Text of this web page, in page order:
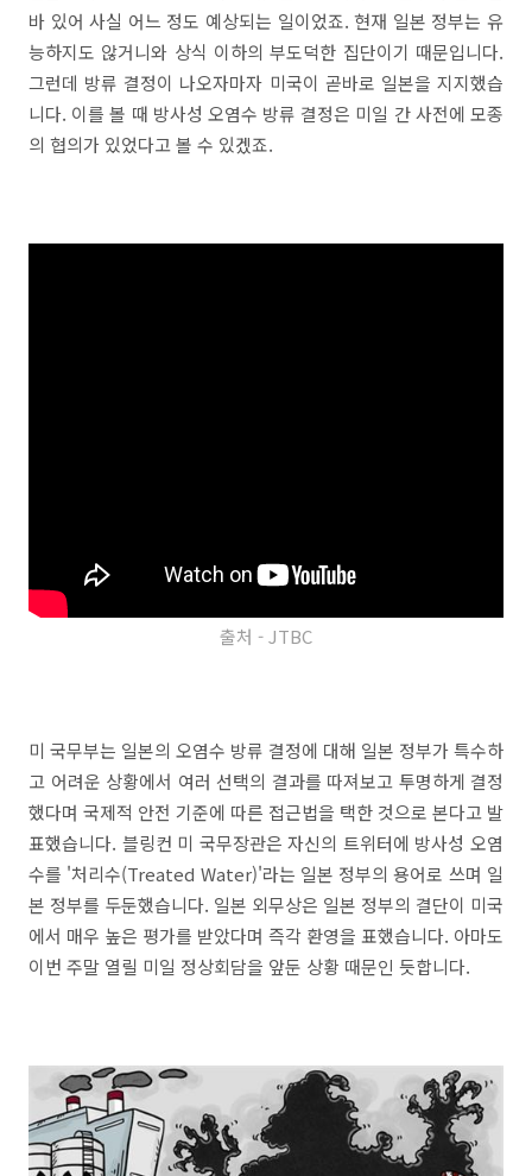
바 있어 사실 어느 정도 예상되는 일이었죠. 현재 일본 정부는 유
능하지도 않거니와 상식 이하의 부도덕한 집단이기 때문입니다.
그런데 방류 결정이 나오자마자 미국이 곧바로 일본을 지지했습
니다. 이를 볼 때 방사성 오염수 방류 결정은 미일 간 사전에 모종
의 협의가 있었다고 볼 수 있겠죠.
출처 - JTBC
미 국무부는 일본의 오염수 방류 결정에 대해 일본 정부가 특수하
고 어려운 상황에서 여러 선택의 결과를 따져보고 투명하게 결정
했다며 국제적 안전 기준에 따른 접근법을 택한 것으로 본다고 발
표했습니다. 블링컨 미 국무장관은 자신의 트위터에 방사성 오염
수를 '처리수(Treated Water)'라는 일본 정부의 용어로 쓰며 일
본 정부를 두둔했습니다. 일본 외무상은 일본 정부의 결단이 미국
에서 매우 높은 평가를 받았다며 즉각 환영을 표했습니다. 아마도
이번 주말 열릴 미일 정상회담을 앞둔 상황 때문인 듯합니다.